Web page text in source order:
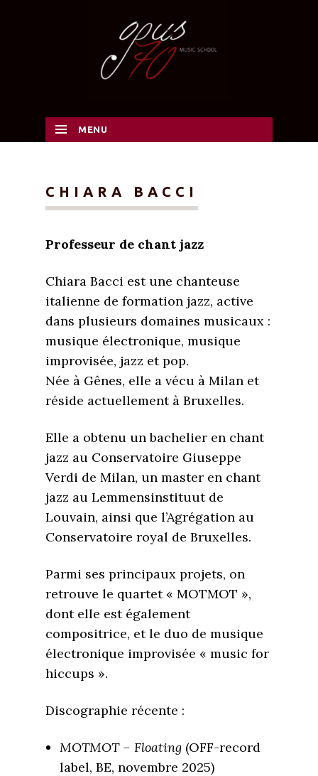
MENU
CHIARA BACCI
Professeur de chant jazz
Chiara Bacci est une chanteuse
italienne de formation jazz, active
dans plusieurs domaines musicaux :
musique électronique, musique
improvisée, jazz et pop.
Née à Gênes, elle a vécu à Milan et
réside actuellement à Bruxelles.
Elle a obtenu un bachelier en chant
jazz au Conservatoire Giuseppe
Verdi de Milan, un master en chant
jazz au Lemmensinstituut de
Louvain, ainsi que l’Agrégation au
Conservatoire royal de Bruxelles.
Parmi ses principaux projets, on
retrouve le quartet « MOTMOT »,
dont elle est également
compositrice, et le duo de musique
électronique improvisée « music for
hiccups ».
Discographie récente :
MOTMOT – Floating (OFF-record
label, BE, novembre 2025)